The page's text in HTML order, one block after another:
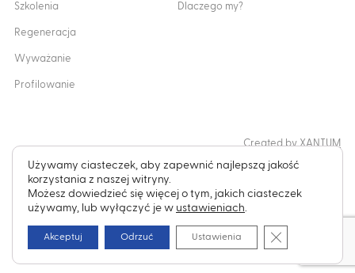
Szkolenia
Regeneracja
Wyważanie
Profilowanie
Dlaczego my?
Created byXANTUM
Cookies Polityka prywatności
Copyright © 2024 Inter-Diament
Używamy ciasteczek, aby zapewnić najlepszą jakość
korzystania z naszej witryny.
Możesz dowiedzieć się więcej o tym, jakich ciasteczek
używamy, lub wyłączyć je w ustawieniach.
Akceptuj Odrzuć Ustawienia Zamknij panel